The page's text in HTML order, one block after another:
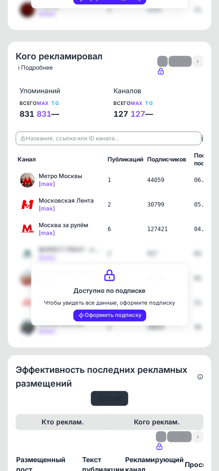
2 1175
Кого рекламировал
ℹ️ Подробнее
›
Упоминаний
ВСЕГО
831
MAX
831
TG
—
Каналов
ВСЕГО
127
MAX
127
TG
—
Название, ссылка или ID канала… ℹ️
Канал Публикаций Подписчиков
пост
Метро Москвы
[max]
1 44059
Московская Лента
[max]
2 30799
Москва за рулём
[max]
6 127421
[max]
1
[max]
8 211411
Школы Москвы
2 50824
Доступно по подписке
Чтобы увидеть все данные, оформите подписку
Оформить подписку
Эффективность последних рекламных
размещений
Кто реклам. Кого реклам.
›
Размещенный
пост
Текст
публиакции
Рекламирующий
канал